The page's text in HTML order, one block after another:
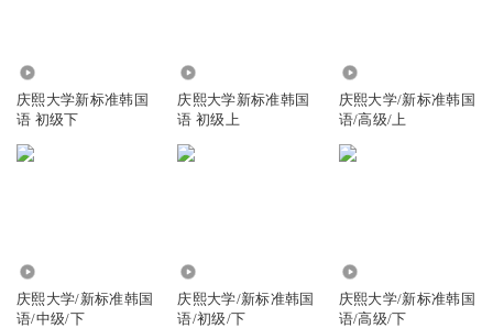
庆熙大学新标准韩国
语 初级下
庆熙大学新标准韩国
语 初级上
庆熙大学/新标准韩国
语/高级/上
庆熙大学/新标准韩国
语/中级/下
庆熙大学/新标准韩国
语/初级/下
庆熙大学/新标准韩国
语/高级/下